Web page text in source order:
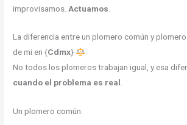
improvisamos. Actuamos
La diferencia entre un plomero común y
de mi en {Cdmx}
No todos los plomeros trabajan igual, y esa
cuando el problema es real.
Un plomero común: